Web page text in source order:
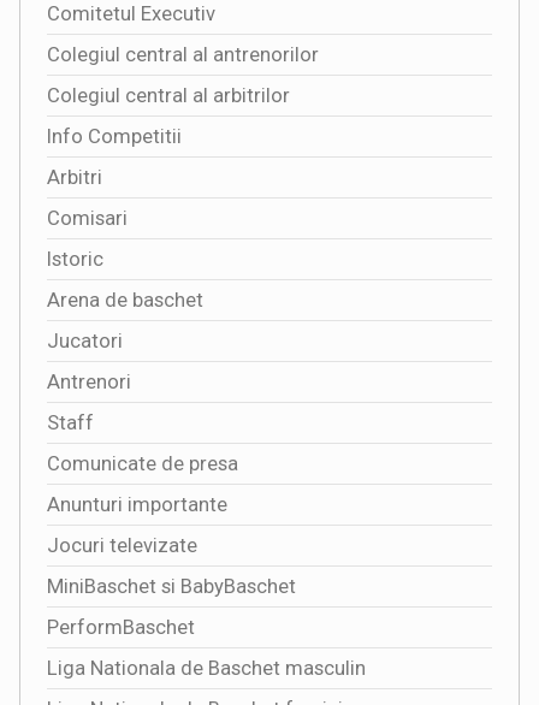
Comitetul Executiv
Colegiul central al antrenorilor
Colegiul central al arbitrilor
Info Competitii
Arbitri
Comisari
Istoric
Arena de baschet
Jucatori
Antrenori
Staff
Comunicate de presa
Anunturi importante
Jocuri televizate
MiniBaschet si BabyBaschet
PerformBaschet
Liga Nationala de Baschet masculin